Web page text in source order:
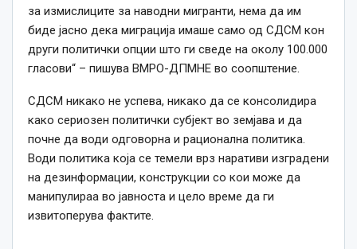
за измислиците за наводни мигранти, нема да им
биде јасно дека миграција имаше само од СДСМ кон
други политички опции што ги сведе на околу 100.000
гласови“ – пишува ВМРО-ДПМНЕ во соопштение.
СДСМ никако не успева, никако да се консолидира
како сериозен политички субјект во земјава и да
почне да води одговорна и рационална политика.
Води политика која се темели врз наративи изградени
на дезинформации, конструкции со кои може да
манипулираа во јавноста и цело време да ги
извитоперува фактите.